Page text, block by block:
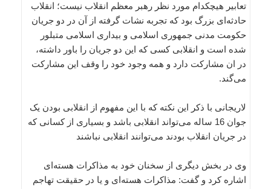
تعابیر هیچکدام مورد نظر رهبر معظم انقلاب نیست؛ انقلاب
حادثه‌ای بزرگ بود که تجربه نشات گرفته از آن در دو جریان
حکومت مدنی جمهوری اسلامی و بیداری اسلامی متبلور
شده است و انقلابی کسی که این دو جریان را باور داشته،
در ان مشارکت دارد و همه وجود خود را وقف این مشارکت
می‌گند.
لاریجانی با ذکر این نکته که با این مفهوم از انقلابی بودن یک
جوان 16 ساله می‌تواند انقلابی باشد و بسیاری از کسانی که
در جریان انقلاب بودند می‌توانند انقلابی نباشند
وی در بخش دیگری از سخنان خود به مذاکرات هسته‌ای
اشاره کرد و گفت: مذاکرات هسته‌ای و یا در حقیقت تهاجم